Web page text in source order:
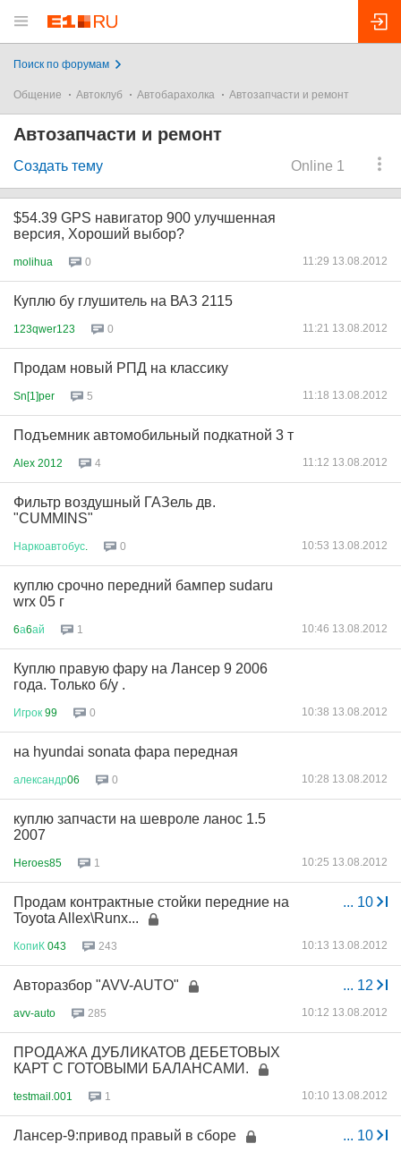
Поиск по форумам
Общение Автоклуб Автобарахолка Автозапчасти и ремонт
Автозапчасти и ремонт
Online 1
Создать тему
$54.39 GPS навигатор 900 улучшенная
версия, Хороший выбор?
molihua 0 11:29 13.08.2012
Куплю бу глушитель на ВАЗ 2115
123qwer123 0 11:21 13.08.2012
Продам новый РПД на классику
Sn[1]per 5 11:18 13.08.2012
Подъемник автомобильный подкатной 3 т
Alex 2012 4 11:12 13.08.2012
Фильтр воздушный ГАЗель дв.
"CUMMINS"
Наркоавтобус 0 10:53 13.08.2012
куплю срочно передний бампер sudaru
wrx 05 г
6а6ай 1 10:46 13.08.2012
Куплю правую фару на Лансер 9 2006
года. Только б/у .
Игрок 99 0 10:38 13.08.2012
на hyundai sonata фара передная
александр06 0 10:28 13.08.2012
куплю запчасти на шевроле ланос 1.5
2007
Heroes85 1 10:25 13.08.2012
... 10
Продам контрактные стойки передние на
Toyota Allex\Runx...
КопиК 043 243 10:13 13.08.2012
... 12
Авторазбор "AVV-AUTO"
avv-auto 285 10:12 13.08.2012
ПРОДАЖА ДУБЛИКАТОВ ДЕБЕТОВЫХ
КАРТ С ГОТОВЫМИ БАЛАНСАМИ.
testmail.001 1 10:10 13.08.2012
... 10
Лансер-9:привод правый в сборе